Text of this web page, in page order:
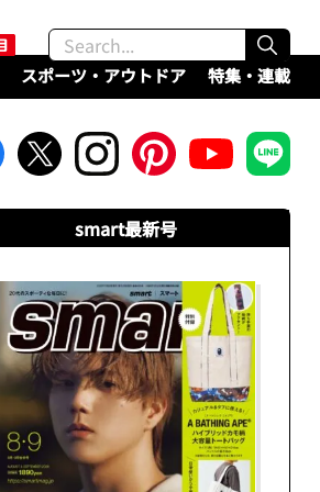
スポーツ・アウトドア 特集・連載
smart最新号